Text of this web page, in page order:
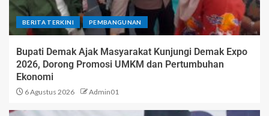
BERITA TERKINI PEMBANGUNAN
Bupati Demak Ajak Masyarakat Kunjungi Demak Expo
2026, Dorong Promosi UMKM dan Pertumbuhan
Ekonomi
6 Agustus 2026 Admin01